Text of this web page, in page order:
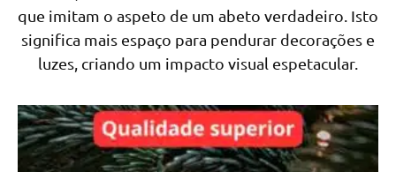
que imitam o aspeto de um abeto verdadeiro. Isto
significa mais espaço para pendurar decorações e
luzes, criando um impacto visual espetacular.